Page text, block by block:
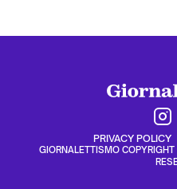
PRIVACY POLICY
GIORNALETTISMO